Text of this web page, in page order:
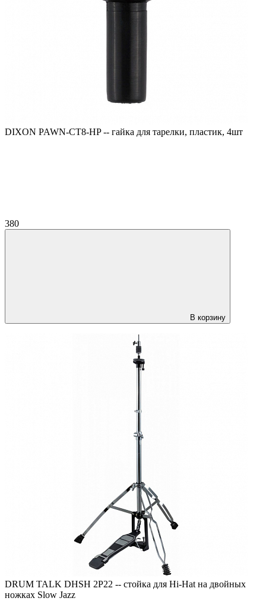
DIXON PAWN-CT8-HP -- гайка для тарелки, пластик, 4шт
380
В корзину
DRUM TALK DHSH 2P22 -- стойка для Hi-Hat на двойных
ножках Slow Jazz